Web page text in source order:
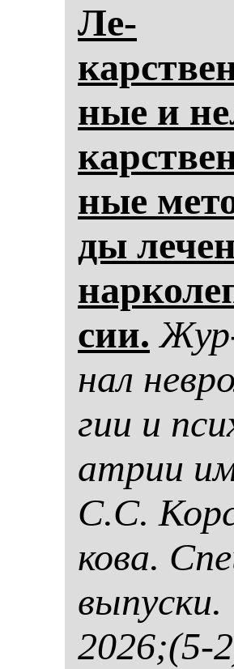
Ле­
ные и
ные
ды
сии.
нал
гии и
ат­рии
С.С.
ко­ва.
вы­пус­ки.
2026;(5-